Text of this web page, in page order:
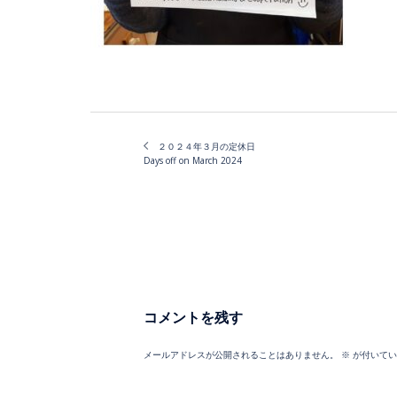
２０２４年３月の定休日
Days off on March 2024
コメントを残す
メールアドレスが公開されることはありません。 ※ が付いて